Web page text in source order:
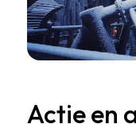
Actie en